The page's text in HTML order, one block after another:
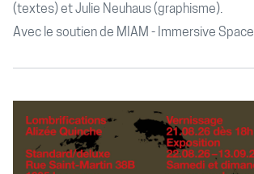
(textes) et Julie Neuhaus (graphisme).
Avec le soutien de MIAM - Immersive Space